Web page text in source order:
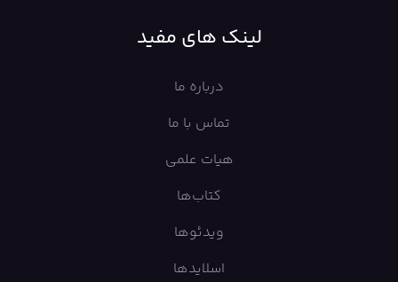
لینک های مفید
درباره ما
تماس با ما
هیات علمی
کتاب‌ها
ویدئوها
اسلایدها